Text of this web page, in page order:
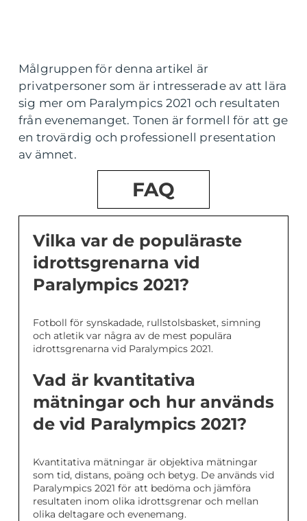
Målgruppen för denna artikel är
privatpersoner som är intresserade av att lära
sig mer om Paralympics 2021 och resultaten
från evenemanget. Tonen är formell för att ge
en trovärdig och professionell presentation
av ämnet.
FAQ
Vilka var de populäraste
idrottsgrenarna vid
Paralympics 2021?
Fotboll för synskadade, rullstolsbasket, simning
och atletik var några av de mest populära
idrottsgrenarna vid Paralympics 2021.
Vad är kvantitativa
mätningar och hur används
de vid Paralympics 2021?
Kvantitativa mätningar är objektiva mätningar
som tid, distans, poäng och betyg. De används vid
Paralympics 2021 för att bedöma och jämföra
resultaten inom olika idrottsgrenar och mellan
olika deltagare och evenemang.